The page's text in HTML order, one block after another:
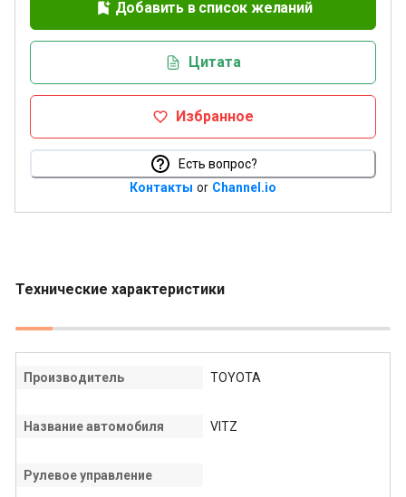
Добавить в список желаний
Цитата
Избранное
Есть вопрос?
Контакты or Channel.io
Технические характеристики
Производитель TOYOTA
Название автомобиля VITZ
Рулевое управление